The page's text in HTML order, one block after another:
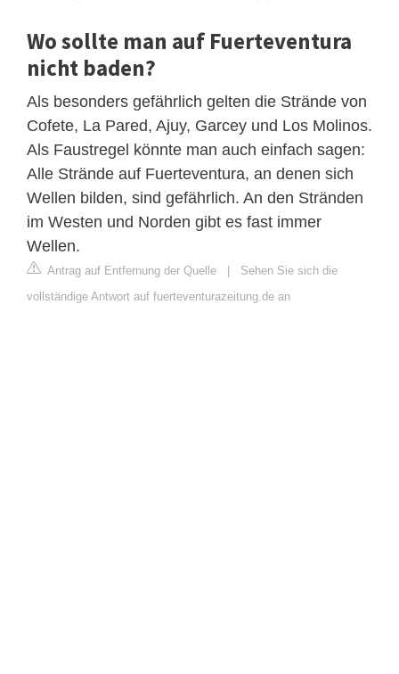
Wo sollte man auf Fuerteventura
nicht baden?
Als besonders gefährlich gelten die Strände von
Cofete, La Pared, Ajuy, Garcey und Los Molinos.
Als Faustregel könnte man auch einfach sagen:
Alle Strände auf Fuerteventura, an denen sich
Wellen bilden, sind gefährlich. An den Stränden
im Westen und Norden gibt es fast immer
Wellen.
Antrag auf Entfernung der Quelle | Sehen Sie sich die
vollständige Antwort auf fuerteventurazeitung.de an